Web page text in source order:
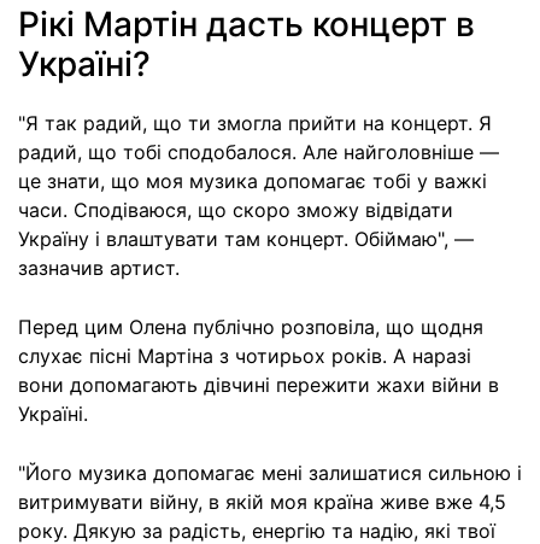
Рікі Мартін дасть концерт в
Україні?
"Я так радий, що ти змогла прийти на концерт. Я
радий, що тобі сподобалося. Але найголовніше —
це знати, що моя музика допомагає тобі у важкі
часи. Сподіваюся, що скоро зможу відвідати
Україну і влаштувати там концерт. Обіймаю", —
зазначив артист.
Перед цим Олена публічно розповіла, що щодня
слухає пісні Мартіна з чотирьох років. А наразі
вони допомагають дівчині пережити жахи війни в
Україні.
"Його музика допомагає мені залишатися сильною і
витримувати війну, в якій моя країна живе вже 4,5
року. Дякую за радість, енергію та надію, які твої